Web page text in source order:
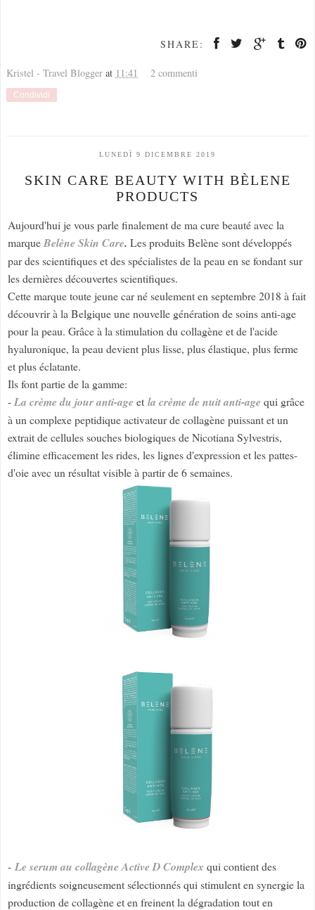
SHARE:
Kristel - Travel Blogger at 11:41 2 commenti
Condividi
LUNEDÌ 9 DICEMBRE 2019
SKIN CARE BEAUTY WITH BÈLENE
PRODUCTS
Aujourd'hui je vous parle finalement de ma cure beauté avec la
marqueBelène Skin Care. Les produits Belène sont développés
par des scientifiques et des spécialistes de la peau en se fondant sur
les dernières découvertes scientifiques.
Cette marque toute jeune car né seulement en septembre 2018 à fait
découvrir à la Belgique une nouvelle génération de soins anti-age
pour la peau. Grâce à la stimulation du collagène et de l'acide
hyaluronique, la peau devient plus lisse, plus élastique, plus ferme
et plus éclatante.
Ils font partie de la gamme:
-La crème du jour anti-age et la crème de nuit anti-age qui grâce
à un complexe peptidique activateur de collagène puissant et un
extrait de cellules souches biologiques de Nicotiana Sylvestris,
élimine efficacement les rides, les lignes d'expression et les pattes-
d'oie avec un résultat visible à partir de 6 semaines.
- Le serum au collagène Active D Complex qui contient des
ingrédients soigneusement sélectionnés qui stimulent en synergie la
production de collagène et en freinent la dégradation tout en